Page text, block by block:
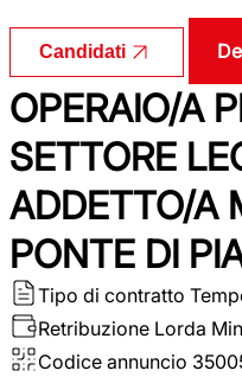
Candidati
OPERAIO/A
SETTORE
ADDETTO/A
PONTE DI
Tipo di contratto
Retribuzione Lorda
Codice annuncio